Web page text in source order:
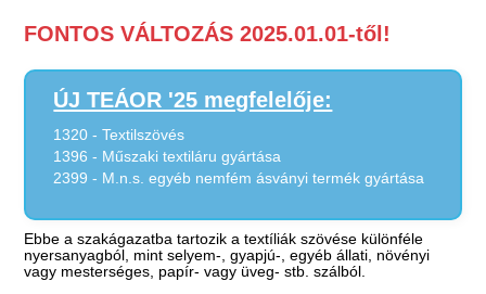
FONTOS VÁLTOZÁS 2025.01.01-től!
ÚJ TEÁOR '25 megfelelője:
1320 - Textilszövés
1396 - Műszaki textiláru gyártása
2399 - M.n.s. egyéb nemfém ásványi termék gyártása
Ebbe a szakágazatba tartozik a textíliák szövése különféle
nyersanyagból, mint selyem-, gyapjú-, egyéb állati, növényi
vagy mesterséges, papír- vagy üveg- stb. szálból.